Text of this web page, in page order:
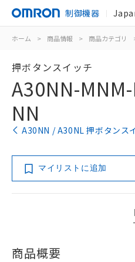
制御機器
ホーム > 商品情報 > 商品カテゴリ
押ボタンスイッチ
A30NN-
NN
A30NN / A30NL 押ボタンス
マイリストに追加
商品概要